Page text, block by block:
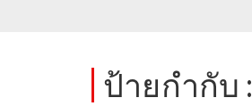
ป้ายกำกับ :